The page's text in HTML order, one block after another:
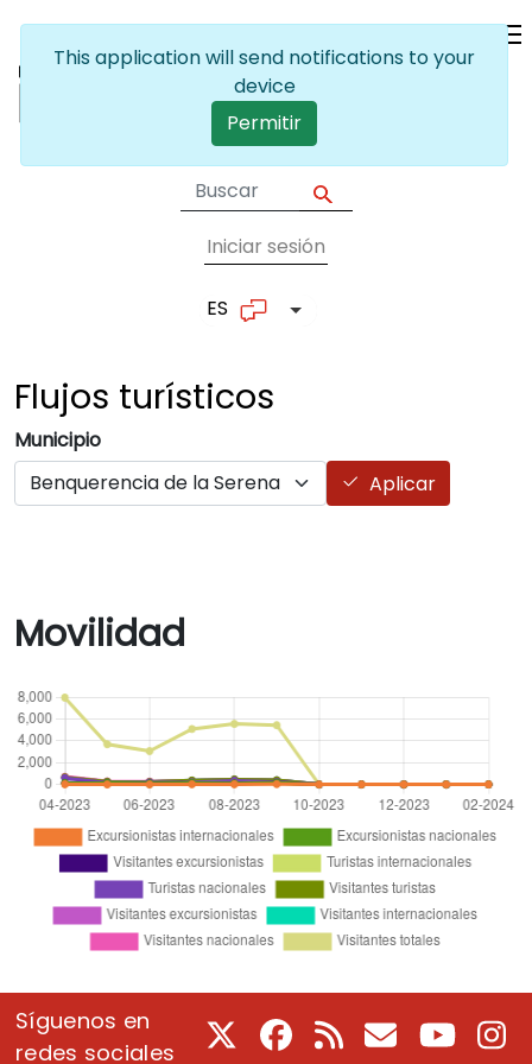
User account
Iniciar sesión
ES Lista adicional de
Flujos turísticos
Municipio
Aplicar
Movilidad
Síguenos en
redes sociales
Facebook
RSS CorreoYoutube
This application will send notifications to your
device
Permitir